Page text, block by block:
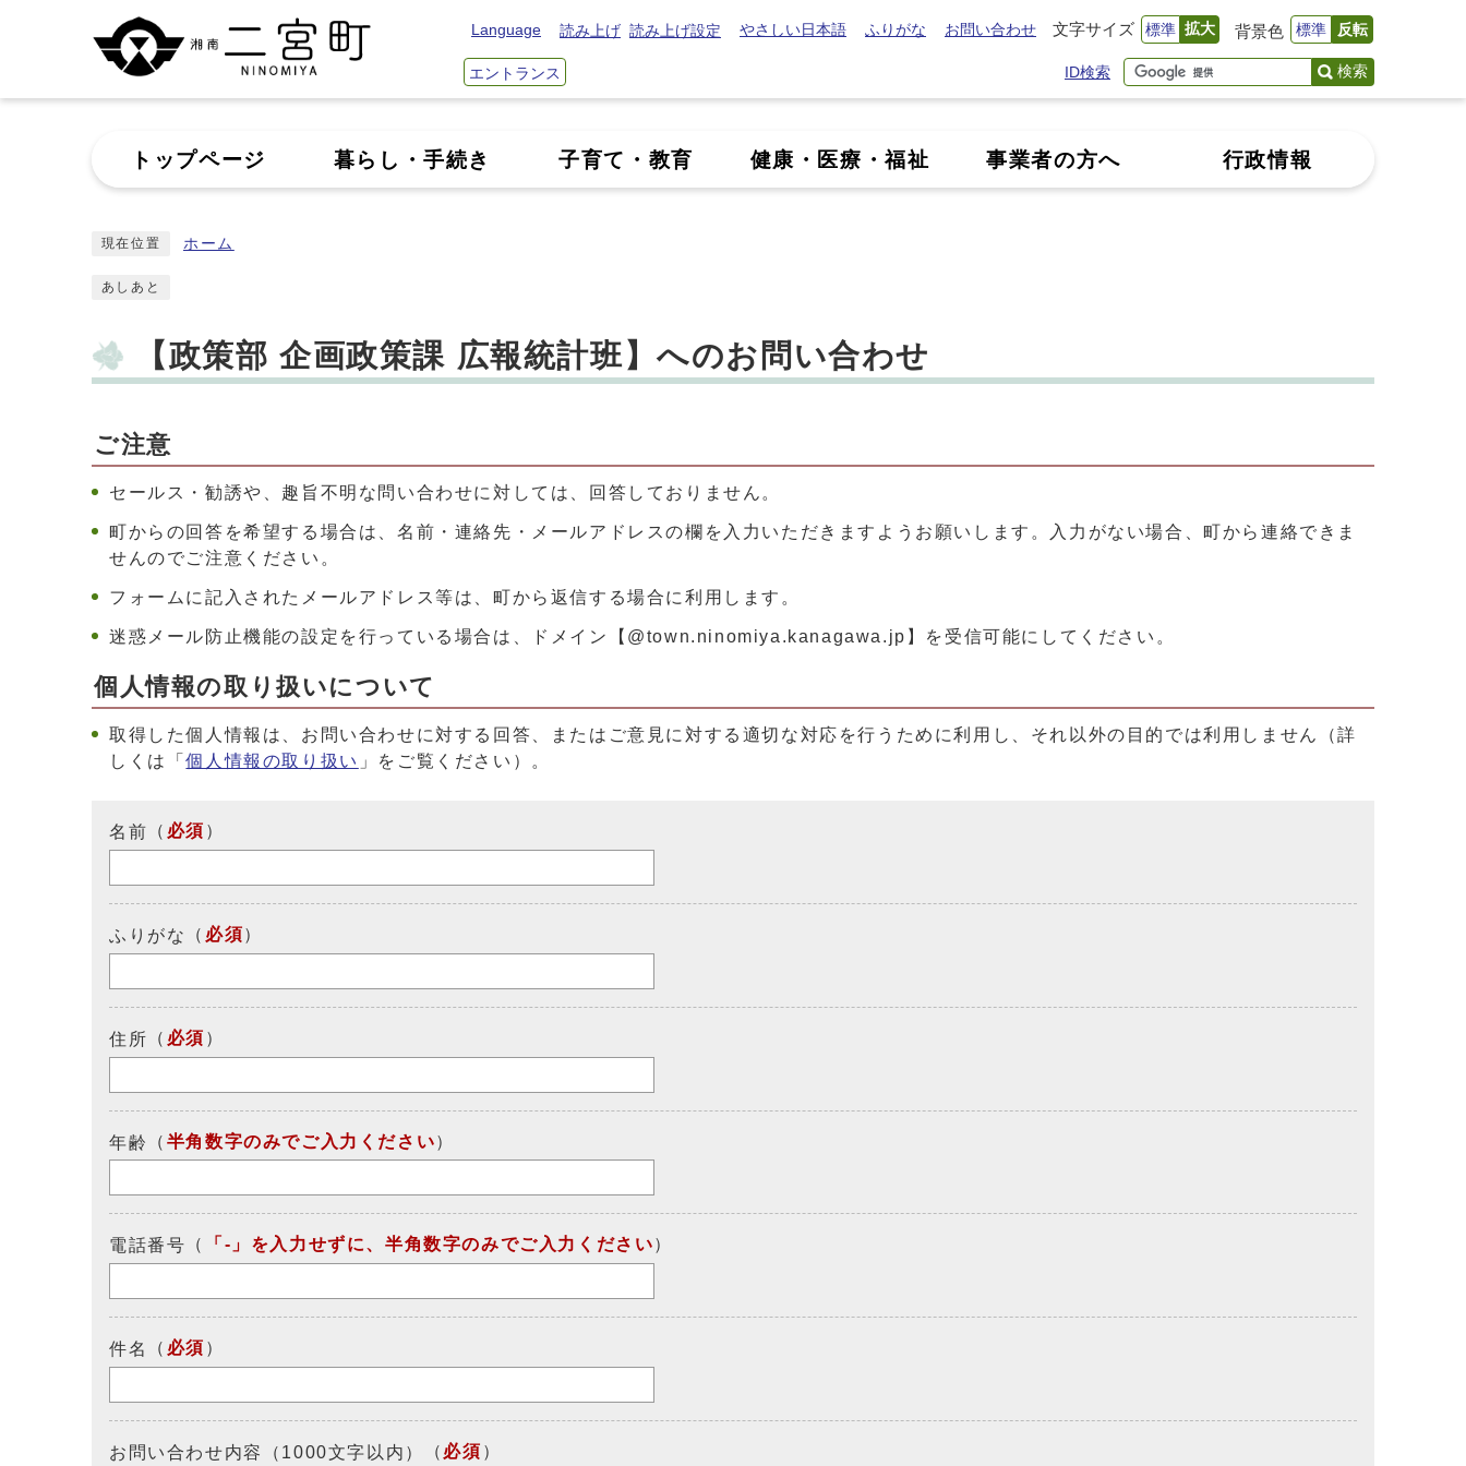
Language 読み上げ 読み上げ設定 やさしい日本語 ふりがな お問い合わせ 文字サイズ 標準 拡大 背景色 標準 反転
エントランス ID検索 検索
トップページ 暮らし・手続き 子育て・教育 健康・医療・福祉 事業者の方へ 行政情報
現在位置 ホーム
あしあと
【政策部 企画政策課 広報統計班】へのお問い合わせ
ご注意
セールス・勧誘や、趣旨不明な問い合わせに対しては、回答しておりません。
町からの回答を希望する場合は、名前・連絡先・メールアドレスの欄を入力いただきますようお願いします。入力がない場合、町から連絡できま
せんのでご注意ください。
フォームに記入されたメールアドレス等は、町から返信する場合に利用します。
迷惑メール防止機能の設定を行っている場合は、ドメイン【@town.ninomiya.kanagawa.jp】を受信可能にしてください。
個人情報の取り扱いについて
取得した個人情報は、お問い合わせに対する回答、またはご意見に対する適切な対応を行うために利用し、それ以外の目的では利用しません（詳
しくは「個人情報の取り扱い 」をご覧ください）。
名前 （ 必須 ）
ふりがな （ 必須）
住所 （ 必須 ）
年齢 （ 半角数字のみでご入力ください）
電話番号 （ 「-」を入力せずに、半角数字のみでご入力ください）
件名 （ 必須 ）
お問い合わせ内容（1000文字以内） （ 必須 ）